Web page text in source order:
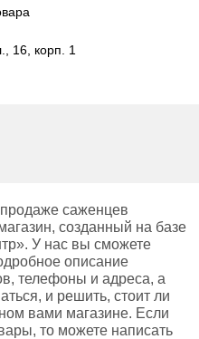
16, корп. 1
саженцев
созданный на базе
У нас вы сможете
описание
телефоны и адреса, а
и решить, стоит ли
вами магазине. Если
то можете написать